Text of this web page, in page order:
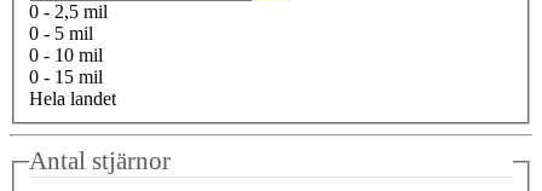
0 - 2,5 mil
0 - 5 mil
0 - 10 mil
0 - 15 mil
Hela landet
Antal stjärnor